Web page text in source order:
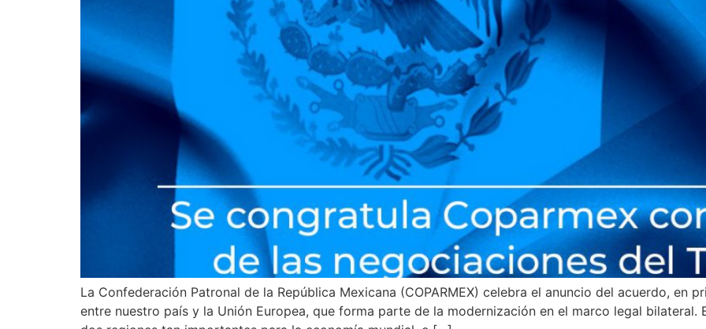
La Confederación Patronal de la República Mexicana (COPARMEX) celebra el anuncio del acuerdo, en
entre nuestro país y la Unión Europea, que forma parte de la modernización en el marco legal